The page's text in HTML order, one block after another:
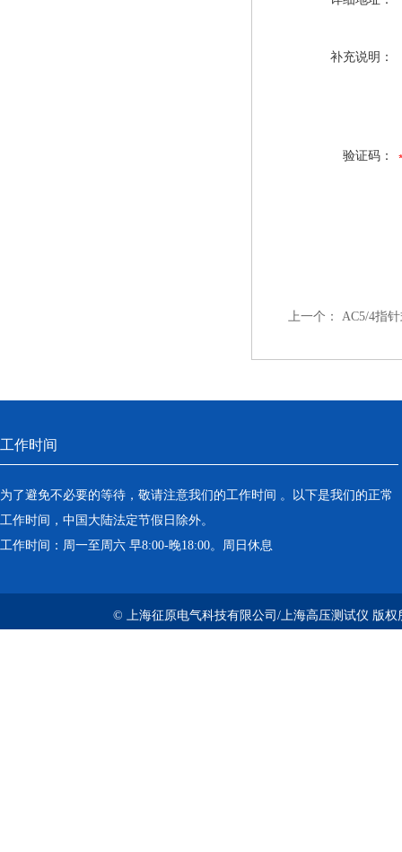
补充说明：
验证码：
上一个： AC5/4指
工作时间
为了避免不必要的等待，敬请注意我们的工作时间 。以下是我们的正常
工作时间，中国大陆法定节假日除外。
工作时间：周一至周六 早8:00-晚18:00。周日休息
© 上海征原电气科技有限公司/上海高压测试仪 版权